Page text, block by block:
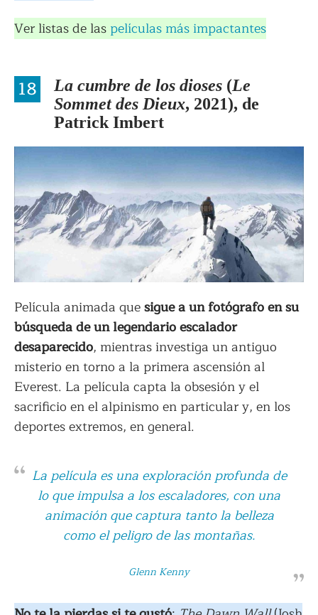
Ver listas de las películas más impactantes
18 La cumbre de los dioses (Le
Sommet des Dieux, 2021), de
Patrick Imbert
Película animada quesigue a un fotógrafo en su
búsqueda de un legendario escalador
desaparecido, mientras investiga un antiguo
misterio en torno a la primera ascensión al
Everest. La película capta la obsesión y el
sacrificio en el alpinismo en particular y, en los
deportes extremos, en general.
La película es una exploración profunda de
lo que impulsa a los escaladores, con una
animación que captura tanto la belleza
como el peligro de las montañas.
Glenn Kenny